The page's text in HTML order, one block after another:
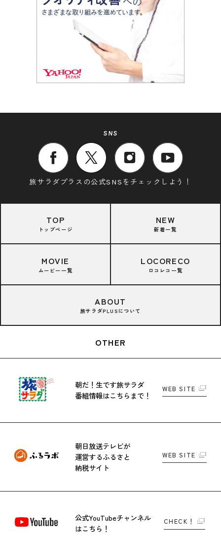
SNS
旅サラダプラスの公式SNSをチェックしよう！
TOP
トップページ
NEW
新着一覧
MOVIE
ムービー一覧
LOCORECO
ロコレコ一覧
ABOUT
旅サラダPLUSについて
OTHER
朝だ！生です旅サラダ
番組情報はこちらまで！
WEB SITE
朝日放送テレビが
運営するふるさと
納税サイト
WEB SITE
公式YouTubeチャンネル
はこちら！
CHECK！